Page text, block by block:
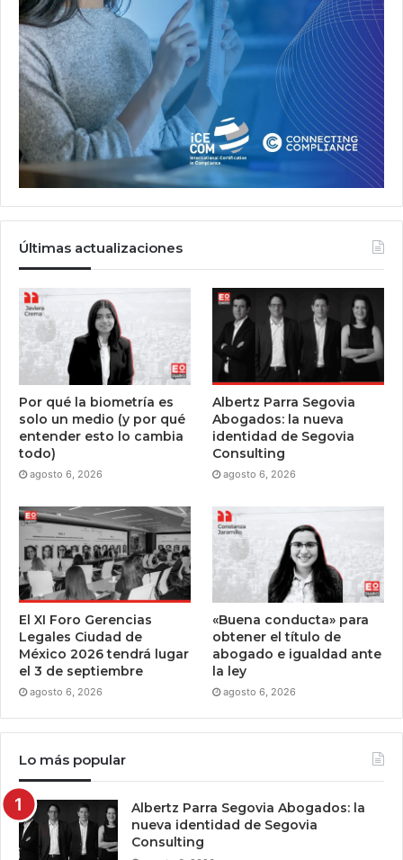
Últimas actualizaciones
Por qué la biometría es
solo un medio (y por qué
entender esto lo cambia
todo)
agosto 6, 2026
Albertz Parra Segovia
Abogados: la nueva
identidad de Segovia
Consulting
agosto 6, 2026
El XI Foro Gerencias
Legales Ciudad de
México 2026 tendrá lugar
el 3 de septiembre
agosto 6, 2026
«Buena conducta» para
obtener el título de
abogado e igualdad ante
la ley
agosto 6, 2026
Lo más popular
Albertz Parra Segovia Abogados: la
nueva identidad de Segovia
Consulting